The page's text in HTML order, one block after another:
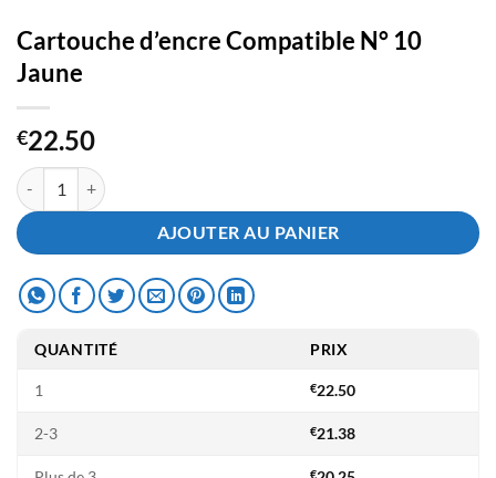
Cartouche d’encre Compatible N° 10
Jaune
€22.50
quantité de Cartouche d'encre Compatible N° 10 Jaune
AJOUTER AU PANIER
QUANTITÉ PRIX
1 €22.50
2-3 €21.38
€